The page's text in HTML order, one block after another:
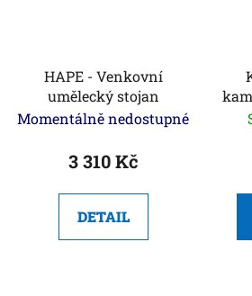
HAPE - Venkovní
umělecký stojan
Momentálně nedostupné
3 310 Kč
DETAIL